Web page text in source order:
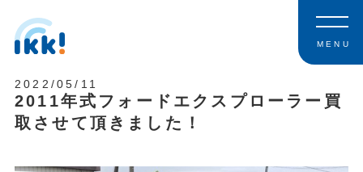
MENU
2022/05/11
2011年式フォードエクスプローラー買
取させて頂きました！